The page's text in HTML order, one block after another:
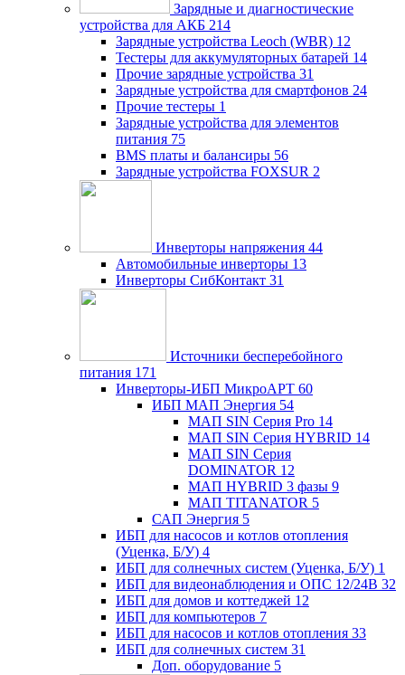
Зарядные и диагностические
устройства для АКБ 214
Зарядные устройства Leoch (WBR) 12
Тестеры для аккумуляторных батарей 14
Прочие зарядные устройства 31
Зарядные устройства для смартфонов 24
Прочие тестеры 1
Зарядные устройства для элементов
питания 75
BMS платы и балансиры 56
Зарядные устройства FOXSUR 2
Инверторы напряжения 44
Автомобильные инверторы 13
Инверторы СибКонтакт 31
Источники бесперебойного
питания 171
Инверторы-ИБП МикроАРТ 60
ИБП МАП Энергия 54
МАП SIN Серия Pro 14
МАП SIN Серия HYBRID 14
МАП SIN Серия
DOMINATOR 12
МАП HYBRID 3 фазы 9
МАП TITANATOR 5
САП Энергия 5
ИБП для насосов и котлов отопления
(Уценка, Б/У) 4
ИБП для солнечных систем (Уценка, Б/У) 1
ИБП для видеонаблюдения и ОПС 12/24В 32
ИБП для домов и коттеджей 12
ИБП для компьютеров 7
ИБП для насосов и котлов отопления 33
ИБП для солнечных систем 31
Доп. оборудование 5